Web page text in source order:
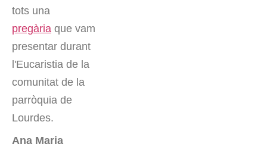
tots una
pregària que vam
presentar durant
l'Eucaristia de la
comunitat de la
parròquia de
Lourdes.
Ana Maria